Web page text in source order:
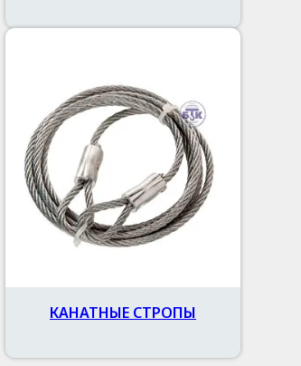
КАНАТНЫЕ СТРОПЫ